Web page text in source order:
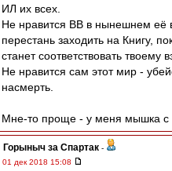
ИЛ их всех.
Не нравится ВВ в нынешнем её
перестань заходить на Книгу,
станет соответствовать твоему
Не нравится сам этот мир -
насмерть.
Мне-то проще - у меня мышка с
Горыныч за Спартак -
01 дек 2018 15:08